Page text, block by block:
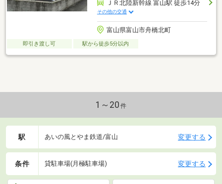
ＪＲ北陸新幹線 富山駅 徒歩14分
その他の交通
富山県富山市舟橋北町
即引き渡し可 駅から徒歩5分以内
1～20 件
駅 あいの風とやま鉄道/富山 変更する
条件 貸駐車場(月極駐車場) 変更する